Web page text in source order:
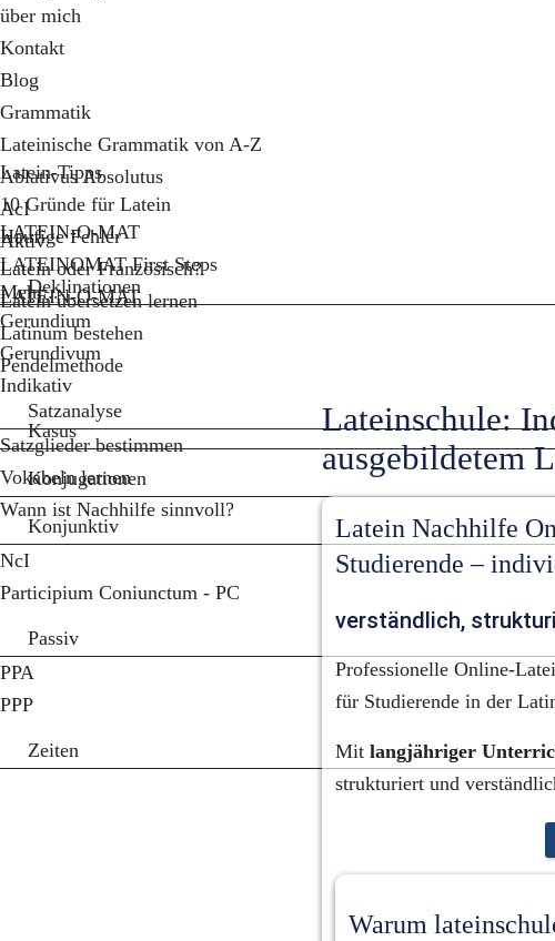
über mich
Kontakt
Blog
Grammatik
Lateinische Grammatik von A-Z
Ablativus Absolutus
AcI
Aktiv
Deklinationen
Gerundium
Gerundivum
Indikativ
Kasus
Konjugationen
Konjunktiv
NcI
Participium Coniunctum - PC
Passiv
PPA
PPP
Zeiten
Latein-Tipps
10 Gründe für Latein
Häufige Fehler
Latein oder Französisch?
Latein übersetzen lernen
Latinum bestehen
Pendelmethode
Satzanalyse
Satzglieder bestimmen
Vokabeln lernen
Wann ist Nachhilfe sinnvoll?
LATEIN-O-MAT
LATEINOMAT First Steps
LATEIN-O-MAT
Mehr...
Lateinschule:
ausgebildetem
Latein Nachhilfe
Studierende –
verständlich,
Professionelle Online-
für Studierende in der
Mit langjähriger
strukturiert und
Warum